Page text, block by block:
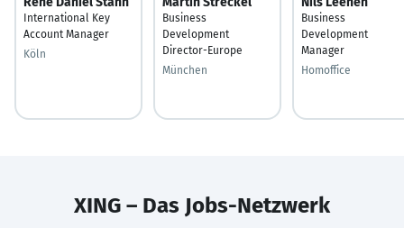
International Key
Account Manager
Köln
Business
Development
Director-Europe
München
Business
Development
Manager
Homoffice
XING – Das Jobs-Netzwerk